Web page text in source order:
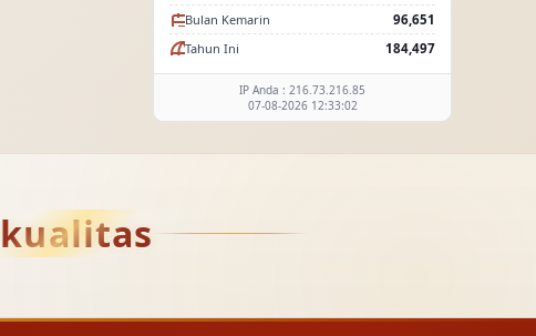
Bulan Kemarin
96,651
Tahun Ini
184,497
IP Anda : 216.73.216.85
07-08-2026 12:33:02